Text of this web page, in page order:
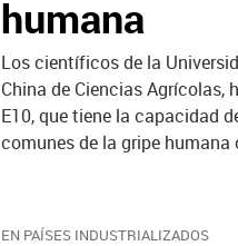
humana
Los científicos de la
China de Ciencias
E10, que tiene la capacidad
comunes de la gripe humana
EN PAÍSES INDUSTRIALIZADOS